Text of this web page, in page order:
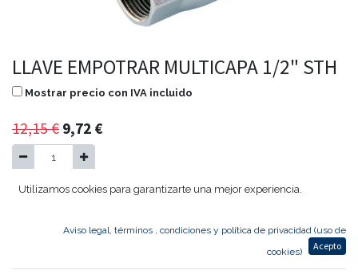
LLAVE EMPOTRAR MULTICAPA 1/2" STH
Mostrar precio con IVA incluido
12,15€ 9,72 €
Agregar al carrito
Utilizamos cookies para garantizarte una mejor experiencia.
Aviso legal, términos , condiciones y política de privacidad (uso de
cookies)
Acepto